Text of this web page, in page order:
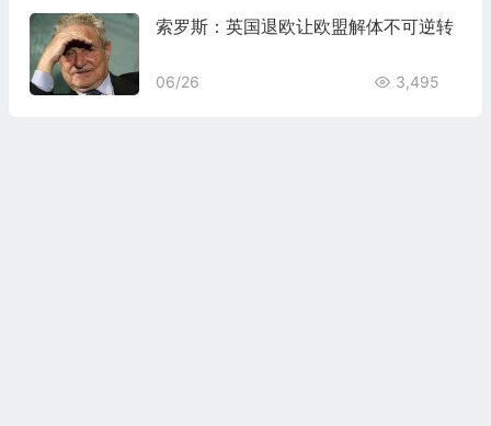
索罗斯：英国退欧让欧盟解体不可逆转
06/26 3,495